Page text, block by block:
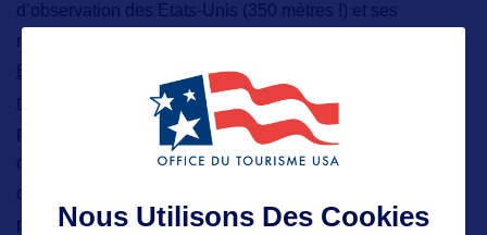
d’observation des Etats-Unis (350 mètres !) et ses
manèges pour intrépides,
Bellagio
, l’Excalibur imaginé sur le thème médiéval,
montagnes russes du New York-New York
permanent et le parc d’attractions du Circus Circus, les
dauphins du Mirage, sans compter les excursions dans le
désert et les grands parcs environnants, ils en prendront
plein la vue, eux aussi, les petits !
Nous Utilisons Des Cookies